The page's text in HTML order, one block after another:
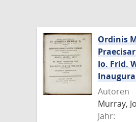
Ordinis
Io. Frid.
Autoren
Murray,
Jahr: